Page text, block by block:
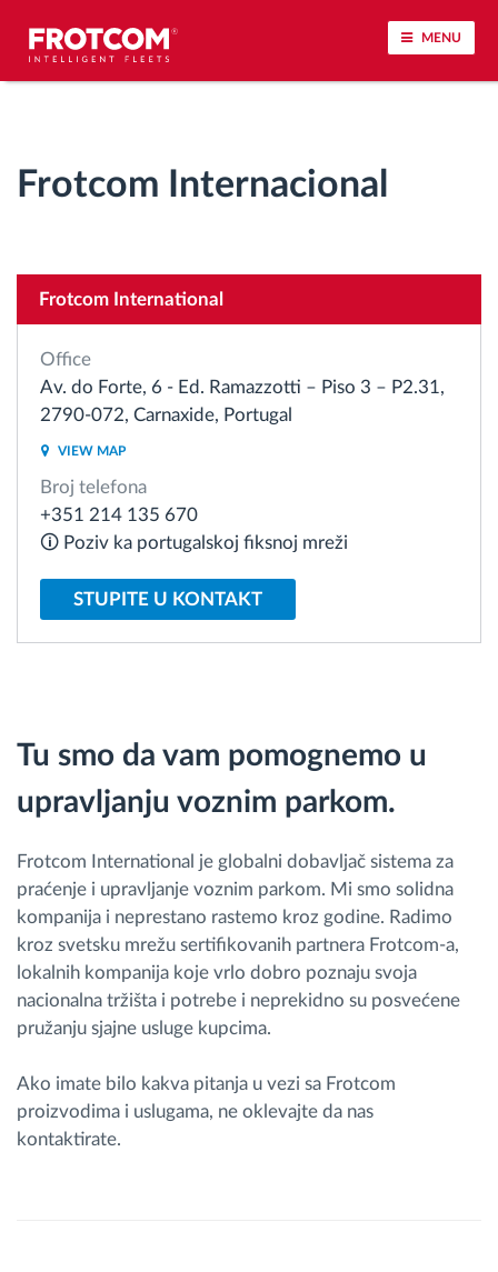
MENU
Analiza ponašanja u vožnji
Upravljanje radnom snagom
Daljinsko preuzimanje tahografa
Upravljanje gorivom
Planiranje i nadgledanje rute
Automatska identifikacija vozača
Kako rešavamo sve aktivnosti voznog parka
Kalkulator uštede
Frotcom Internacional
Frotcom International
Office
Av. do Forte, 6 - Ed. Ramazzotti – Piso 3 – P2.31,
2790-072, Carnaxide, Portugal
VIEW MAP
Broj telefona
+351 214 135 670
🛈 Poziv ka portugalskoj fiksnoj mreži
STUPITE U KONTAKT
Tu smo da vam pomognemo u
upravljanju voznim parkom.
Frotcom International je globalni dobavljač sistema za
praćenje i upravljanje voznim parkom. Mi smo solidna
kompanija i neprestano rastemo kroz godine. Radimo
kroz svetsku mrežu sertifikovanih partnera Frotcom-a,
lokalnih kompanija koje vrlo dobro poznaju svoja
nacionalna tržišta i potrebe i neprekidno su posvećene
pružanju sjajne usluge kupcima.
Ako imate bilo kakva pitanja u vezi sa Frotcom
proizvodima i uslugama, ne oklevajte da nas
kontaktirate.